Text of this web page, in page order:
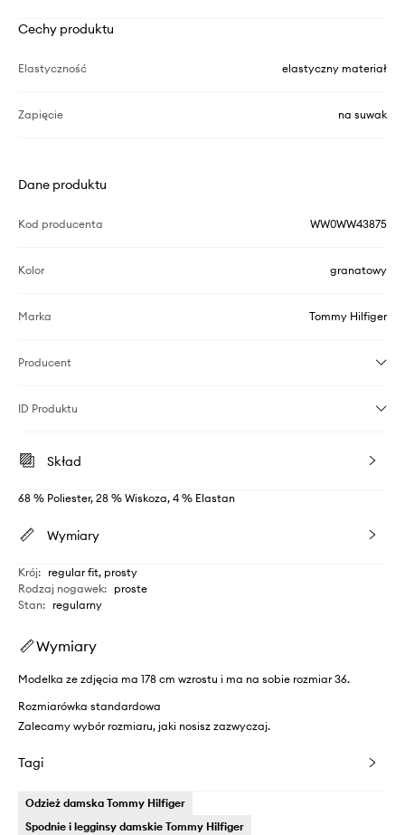
Cechy produktu
Elastyczność elastyczny materiał
Zapięcie na suwak
Dane produktu
Kod producenta WW0WW43875
Kolor granatowy
Marka Tommy Hilfiger
Producent
ID Produktu
Skład
68 % Poliester, 28 % Wiskoza, 4 % Elastan
Wymiary
Krój: regular fit, prosty
Rodzaj nogawek: proste
Stan: regularny
Wymiary
Modelka ze zdjęcia ma 178 cm wzrostu i ma na sobie rozmiar 36.
Rozmiarówka standardowa
Zalecamy wybór rozmiaru, jaki nosisz zazwyczaj.
Tagi
Odzież damska Tommy Hilfiger
Spodnie i legginsy damskie Tommy Hilfiger